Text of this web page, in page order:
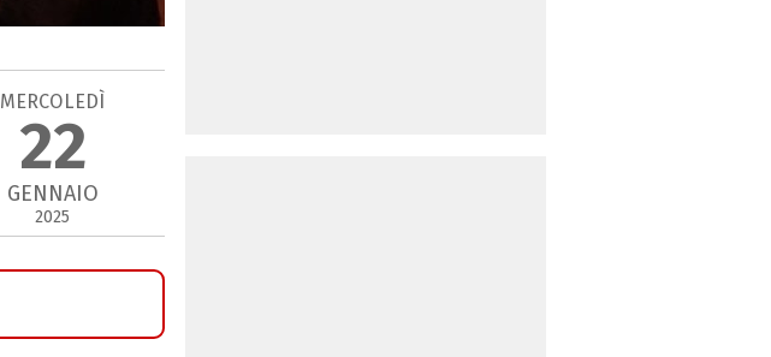
MERCOLEDÌ
22
GENNAIO
2025